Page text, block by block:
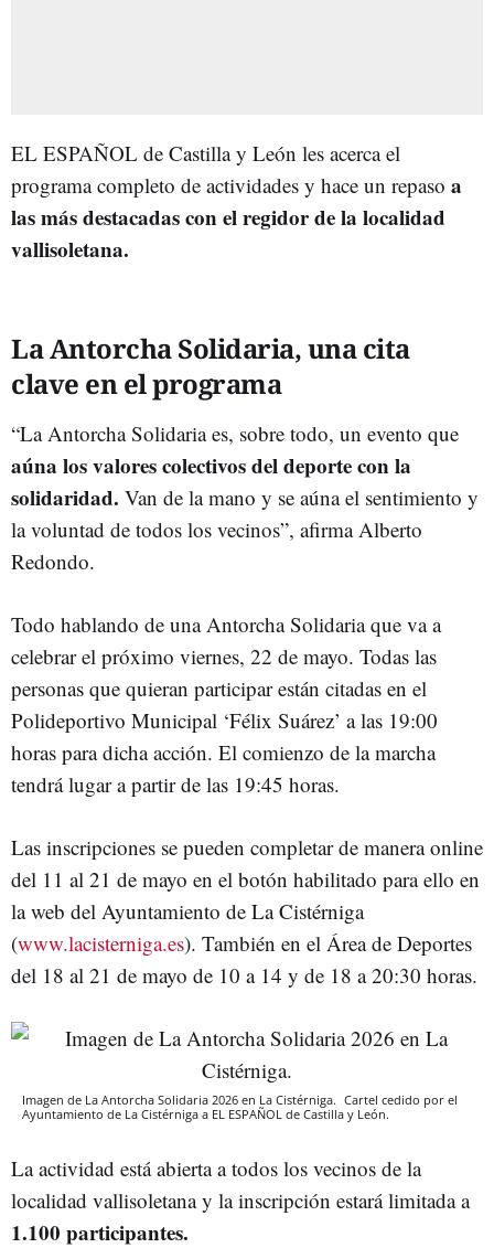
EL ESPAÑOL de Castilla y León les acerca el
programa completo de actividades y hace un repaso a
las más destacadas con el regidor de la localidad
vallisoletana.
La Antorcha Solidaria, una cita
clave en el programa
“La Antorcha Solidaria es, sobre todo, un evento que
aúna los valores colectivos del deporte con la
solidaridad. Van de la mano y se aúna el sentimiento y
la voluntad de todos los vecinos”, afirma Alberto
Redondo.
Todo hablando de una Antorcha Solidaria que va a
celebrar el próximo viernes, 22 de mayo. Todas las
personas que quieran participar están citadas en el
Polideportivo Municipal ‘Félix Suárez’ a las 19:00
horas para dicha acción. El comienzo de la marcha
tendrá lugar a partir de las 19:45 horas.
Las inscripciones se pueden completar de manera online
del 11 al 21 de mayo en el botón habilitado para ello en
la web del Ayuntamiento de La Cistérniga
(www.lacisterniga.es). También en el Área de Deportes
del 18 al 21 de mayo de 10 a 14 y de 18 a 20:30 horas.
Imagen de La Antorcha Solidaria 2026 en La Cistérniga. Cartel cedido por el
Ayuntamiento de La Cistérniga a EL ESPAÑOL de Castilla y León.
La actividad está abierta a todos los vecinos de la
localidad vallisoletana y la inscripción estará limitada a
1.100 participantes.